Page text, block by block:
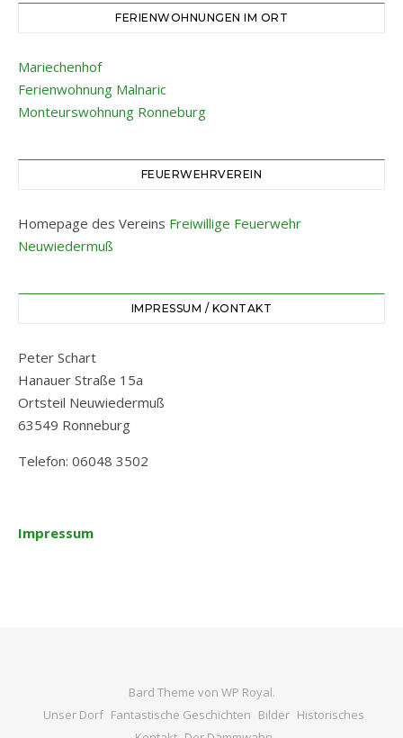
FERIENWOHNUNGEN IM ORT
Mariechenhof
Ferienwohnung Malnaric
Monteurswohnung Ronneburg
FEUERWEHRVEREIN
Homepage des Vereins Freiwillige Feuerwehr
Neuwiedermuß
IMPRESSUM / KONTAKT
Peter Schart
Hanauer Straße 15a
Ortsteil Neuwiedermuß
63549 Ronneburg
Telefon: 06048 3502
Impressum
Bard Theme von WP Royal.
Unser Dorf Fantastische Geschichten Bilder Historisches